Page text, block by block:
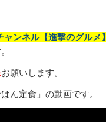
ンネル【進撃のグルメ】
お願いします。
ん定食」の動画です。